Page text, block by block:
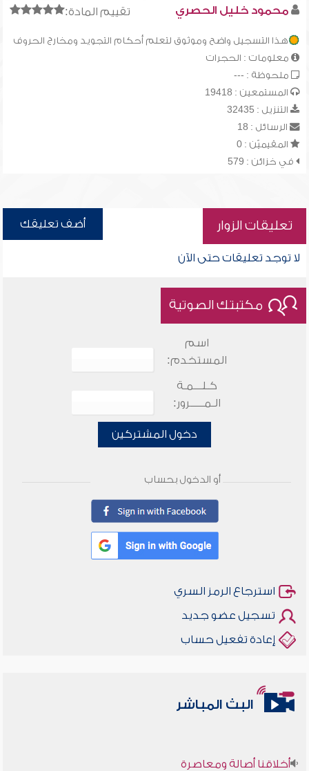
تقييم المادة: محمود خليل الحصري
هذا التسجيل واضح وموثوق لتعلم أحكام التجويد ومخارج الحروف
معلومات : الحجرات
ملحوظة : ---
المستمعين : 19418
التنزيل : 32435
الرسائل : 18
المقيميّن : 0
في خزائن : 579
تعليقات الزوار أضف تعليقك
لا توجد تعليقات حتى الآن
مكتبتك الصوتية
اسم
المستخدم:
كـلـــمـة
الـمـــــرور:
دخول المشتركين
أو الدخول بحساب
استرجاع الرمز السري
تسجيل عضو جديد
إعادة تفعيل حساب
البث المباشر
أخلاقنا أصالة ومعاصرة